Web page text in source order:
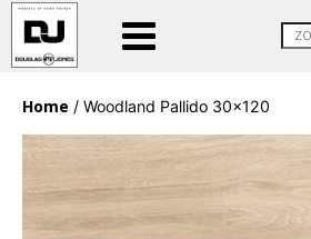
Home / Woodland Pallido 30×120